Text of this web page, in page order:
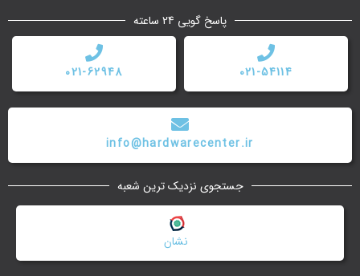
پاسخ گویی 24 ساعته
021-54114
021-62948
info@hardwarecenter.ir
جستجوی نزدیک ترین شعبه
نشان